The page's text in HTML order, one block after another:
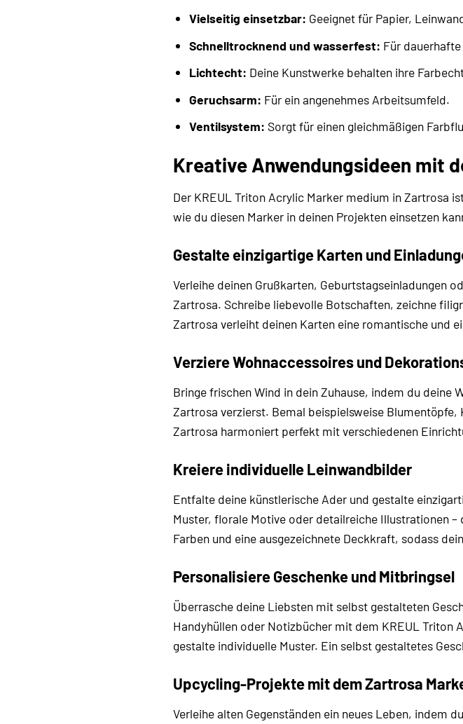
Vielseitig einsetzbar: Geeignet für Papier,
Schnelltrocknend und wasserfest: Für
Lichtecht: Deine Kunstwerke behalten ihre
Geruchsarm: Für ein angenehmes Arbeitsumfeld.
Ventilsystem: Sorgt für einen gleichmäßigen
Kreative Anwendungsideen mit
Der KREUL Triton Acrylic Marker medium in Zartrosa
wie du diesen Marker in deinen Projekten einsetzen
Gestalte einzigartige Karten und
Verleihe deinen Grußkarten, Geburtstagseinladungen
Zartrosa. Schreibe liebevolle Botschaften, zeichne
Zartrosa verleiht deinen Karten eine romantische und
Verziere Wohnaccessoires und
Bringe frischen Wind in dein Zuhause, indem du deine
Zartrosa verzierst. Bemal beispielsweise
Zartrosa harmoniert perfekt mit verschiedenen
Kreiere individuelle Leinwandbilder
Entfalte deine künstlerische Ader und gestalte
Muster, florale Motive oder detailreiche Illustrationen
Farben und eine ausgezeichnete Deckkraft, sodass
Personalisiere Geschenke und Mitbringsel
Überrasche deine Liebsten mit selbst gestalteten
Handyhüllen oder Notizbücher mit dem KREUL
gestalte individuelle Muster. Ein selbst gestaltetes
Upcycling-Projekte mit dem Zartrosa
Verleihe alten Gegenständen ein neues Leben, indem